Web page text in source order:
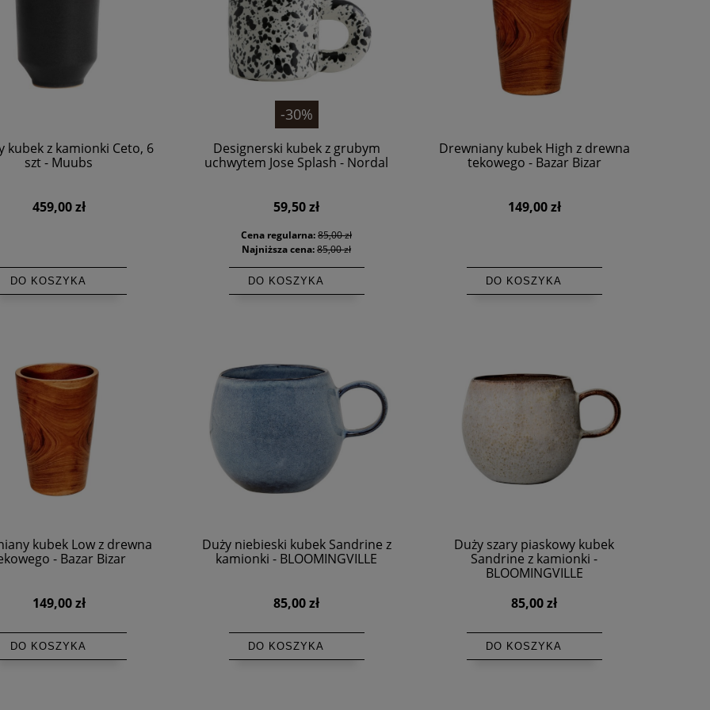
kubek z kamionki Ceto, 6
szt - Muubs
459,00 zł
DO KOSZYKA
-30%
Designerski kubek z grubym
uchwytem Jose Splash - Nordal
59,50 zł
Cena regularna:85,00 zł
Najniższa cena:85,00 zł
DO KOSZYKA
Drewniany kubek High z drewna
tekowego - Bazar Bizar
149,00 zł
DO KOSZYKA
kubek Low z drewna
- Bazar Bizar
149,00 zł
DO KOSZYKA
Duży niebieski kubek Sandrine z
kamionki - BLOOMINGVILLE
85,00 zł
DO KOSZYKA
Duży szary piaskowy kubek
Sandrine z kamionki -
BLOOMINGVILLE
85,00 zł
DO KOSZYKA